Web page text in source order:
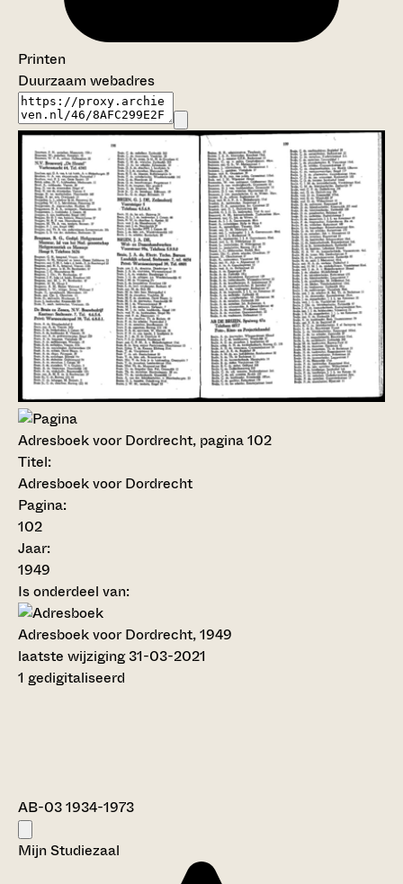
Printen
Duurzaam webadres
Adresboek voor Dordrecht, pagina 102
Titel:
Adresboek voor Dordrecht
Pagina:
102
Jaar:
1949
Is onderdeel van:
Adresboek voor Dordrecht, 1949
laatste wijziging 31-03-2021
1 gedigitaliseerd
AB-03 1934-1973
Mijn Studiezaal